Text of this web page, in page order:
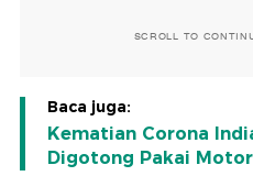
SCROLL TO
Baca juga:
Kematian Corona
Digotong Pakai